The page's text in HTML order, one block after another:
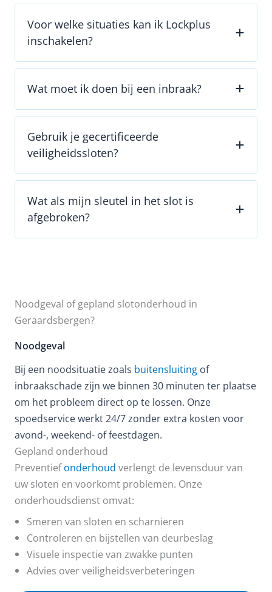
Voor welke situaties kan ik Lockplus
inschakelen?
Wat moet ik doen bij een inbraak?
Gebruik je gecertificeerde
veiligheidssloten?
Wat als mijn sleutel in het slot is
afgebroken?
Noodgeval of gepland slotonderhoud in
Geraardsbergen?
Noodgeval
Bij een noodsituatie zoals buitensluiting of
inbraakschade zijn we binnen 30 minuten ter plaatse
om het probleem direct op te lossen. Onze
spoedservice werkt 24/7 zonder extra kosten voor
avond-, weekend- of feestdagen.
Gepland onderhoud
Preventiefonderhoud verlengt de levensduur van
uw sloten en voorkomt problemen. Onze
onderhoudsdienst omvat:
Smeren van sloten en scharnieren
Controleren en bijstellen van deurbeslag
Visuele inspectie van zwakke punten
Advies over veiligheidsverbeteringen